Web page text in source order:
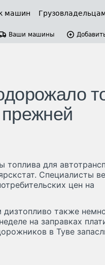
машин
Ваши машины
для
Специалисты
цен на
также
на заправках
в Туве